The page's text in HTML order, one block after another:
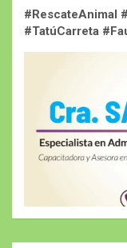
#RescateAnimal
#TatúCarreta